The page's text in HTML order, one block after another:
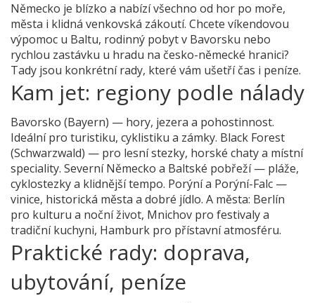
Německo je blízko a nabízí všechno od hor po moře,
města i klidná venkovská zákoutí. Chcete víkendovou
výpomoc u Baltu, rodinný pobyt v Bavorsku nebo
rychlou zastávku u hradu na česko-německé hranici?
Tady jsou konkrétní rady, které vám ušetří čas i peníze.
Kam jet: regiony podle nálady
Bavorsko (Bayern) — hory, jezera a pohostinnost.
Ideální pro turistiku, cyklistiku a zámky. Black Forest
(Schwarzwald) — pro lesní stezky, horské chaty a místní
speciality. Severní Německo a Baltské pobřeží — pláže,
cyklostezky a klidnější tempo. Porýní a Porýní-Falc —
vinice, historická města a dobré jídlo. A města: Berlín
pro kulturu a noční život, Mnichov pro festivaly a
tradiční kuchyni, Hamburk pro přístavní atmosféru.
Praktické rady: doprava,
ubytování, peníze